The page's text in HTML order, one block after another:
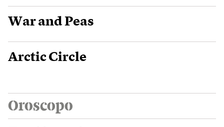
War and Peas
Arctic Circle
Oroscopo